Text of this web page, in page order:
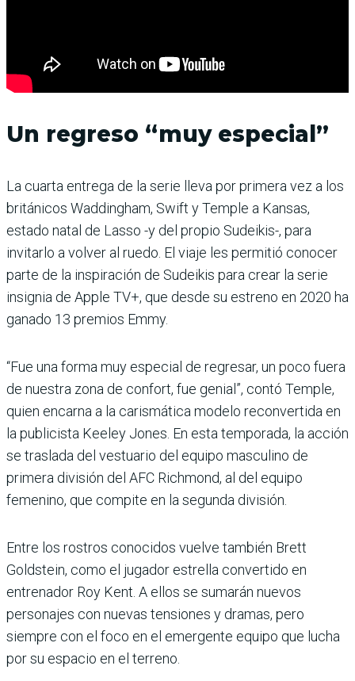
Un regreso “muy especial”
La cuarta entrega de la serie lleva por primera vez a los
británicos Waddingham, Swift y Temple a Kansas,
estado natal de Lasso -y del propio Sudeikis-, para
invitarlo a volver al ruedo. El viaje les permitió conocer
parte de la inspiración de Sudeikis para crear la serie
insignia de Apple TV+, que desde su estreno en 2020 ha
ganado 13 premios Emmy.
“Fue una forma muy especial de regresar, un poco fuera
de nuestra zona de confort, fue genial”, contó Temple,
quien encarna a la carismática modelo reconvertida en
la publicista Keeley Jones. En esta temporada, la acción
se traslada del vestuario del equipo masculino de
primera división del AFC Richmond, al del equipo
femenino, que compite en la segunda división.
Entre los rostros conocidos vuelve también Brett
Goldstein, como el jugador estrella convertido en
entrenador Roy Kent. A ellos se sumarán nuevos
personajes con nuevas tensiones y dramas, pero
siempre con el foco en el emergente equipo que lucha
por su espacio en el terreno.